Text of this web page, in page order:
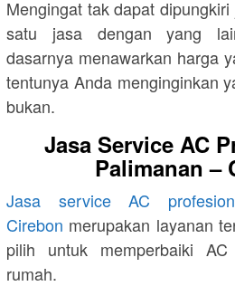
Mengingat tak dapat
satu jasa dengan yang
dasarnya menawarkan harga
tentunya Anda menginginkan
bukan.
Jasa Service AC
Palimanan –
Jasa service AC
Cirebon merupakan layanan
pilih untuk memperbaiki
rumah.